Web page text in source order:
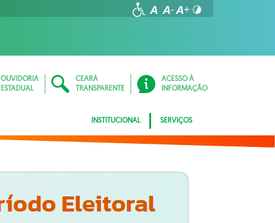
OUVIDORIA
ESTADUAL
CEARÁ
TRANSPARENTE
ACESSO À
INFORMAÇÃO
INSTITUCIONAL SERVIÇOS